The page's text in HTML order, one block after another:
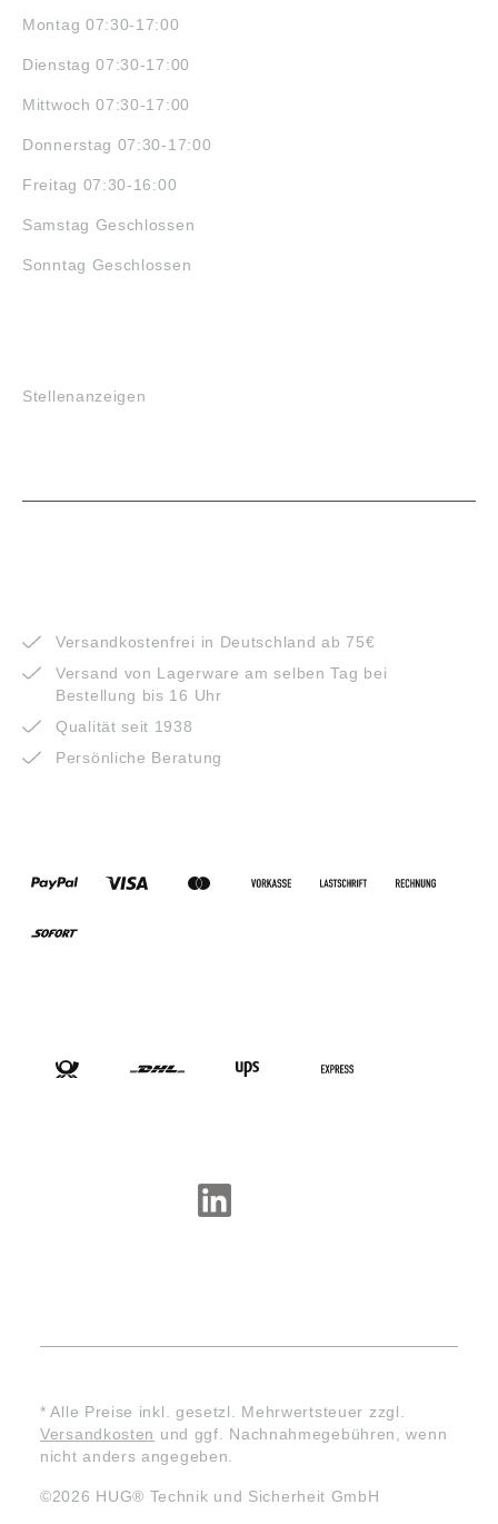
Montag 07:30-17:00
Dienstag 07:30-17:00
Mittwoch 07:30-17:00
Donnerstag 07:30-17:00
Freitag 07:30-16:00
Samstag Geschlossen
Sonntag Geschlossen
Stellenanzeigen
Versandkostenfrei in Deutschland ab 75€
Versand von Lagerware am selben Tag bei
Bestellung bis 16 Uhr
Qualität seit 1938
Persönliche Beratung
* Alle Preise inkl. gesetzl. Mehrwertsteuer zzgl.
Versandkosten und ggf. Nachnahmegebühren, wenn
nicht anders angegeben.
©2026 HUG® Technik und Sicherheit GmbH